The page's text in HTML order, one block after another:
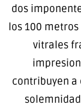
dos
los 100
vitrales
contribuyen